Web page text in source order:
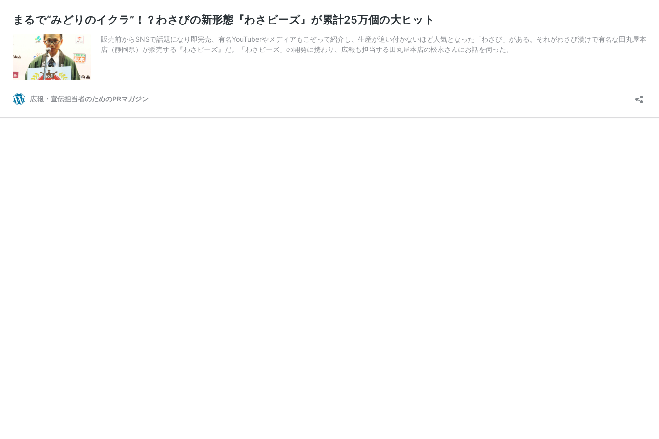
まるで“みどりのイクラ”！？わさびの新形態『わさビーズ』が累計25万個の大ヒット
販売前からSNSで話題になり即完売、有名YouTuberやメディアもこぞって紹介し、生産が追い付かないほど人気となった「わさび」がある。それがわさび漬けで有名な田丸屋本
店（静岡県）が販売する『わさビーズ』だ。「わさビーズ」の開発に携わり、広報も担当する田丸屋本店の松永さんにお話を伺った。
広報・宣伝担当者のためのPRマガジン